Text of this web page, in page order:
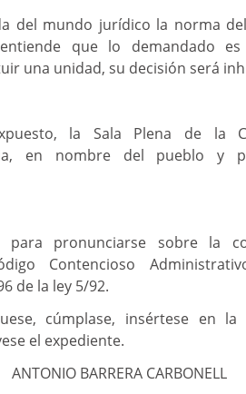
del mundo jurídico la norma
que lo demandado
una unidad, su decisión será
la Sala Plena de la
en nombre del pueblo y
para pronunciarse sobre la
Contencioso
de la ley 5/92.
cúmplase, insértese en
el expediente.
ANTONIO BARRERA CARBONELL